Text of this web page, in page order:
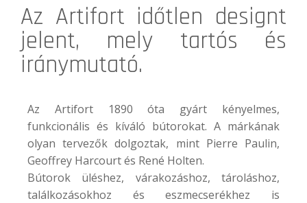
Az Artifort időtlen designt
jelent, mely tartós és
iránymutató.
Az Artifort 1890 óta gyárt kényelmes,
funkcionális és kíváló bútorokat. A márkának
olyan tervezők dolgoztak, mint Pierre Paulin,
Geoffrey Harcourt és René Holten.
Bútorok üléshez, várakozáshoz, tároláshoz,
találkozásokhoz és eszmecserékhez is